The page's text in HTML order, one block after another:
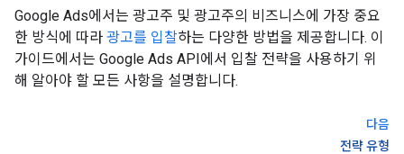
Google Ads에서는 광고주 및 광고주의 비즈니스에 가장 중요
한 방식에 따라 광고를 입찰하는 다양한 방법을 제공합니다. 이
가이드에서는 Google Ads API에서 입찰 전략을 사용하기 위
해 알아야 할 모든 사항을 설명합니다.
다음
전략 유형